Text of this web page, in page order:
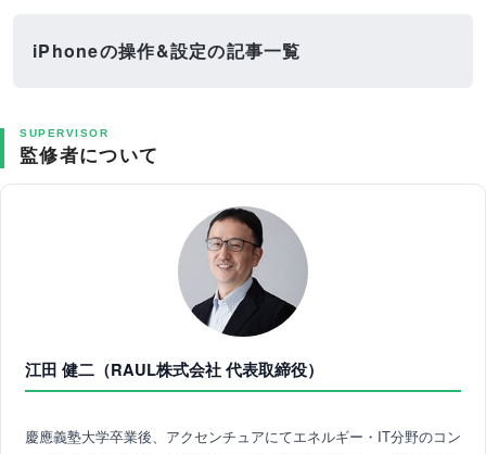
iPhoneの操作&設定の記事一覧
SUPERVISOR
監修者について
江田 健二（RAUL株式会社 代表取締役）
慶應義塾大学卒業後、アクセンチュアにてエネルギー・IT分野のコン